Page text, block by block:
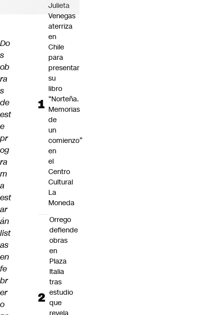
Do
s
ob
ra
s
de
est
e
pr
og
ra
m
a
est
ar
án
list
as
en
fe
br
er
o
Julieta
Venegas
aterriza
en
Chile
para
presentar
su
libro
“Norteña.
Memorias
de
un
comienzo”
en
el
Centro
Cultural
La
Moneda
Orrego
defiende
obras
en
Plaza
Italia
tras
estudio
que
revela